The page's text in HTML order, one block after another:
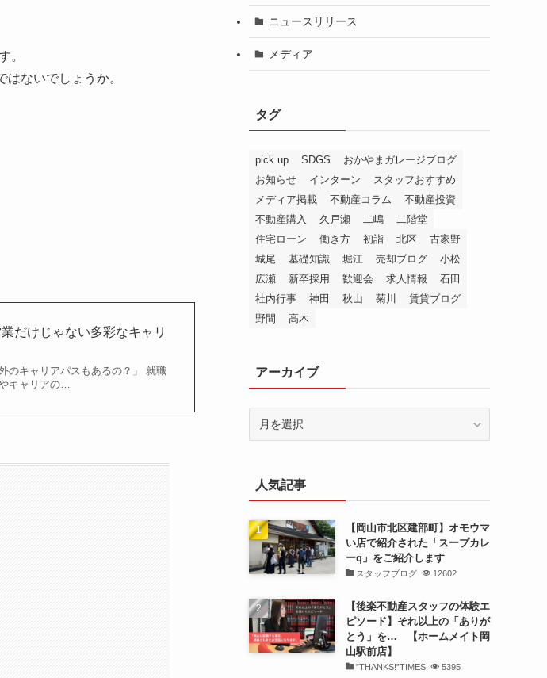
。
ないでしょうか。
だけじゃない多彩なキャリ
のキャリアパスもあるの？」 就職
キャリアの…
ニュースリリース
メディア
タグ
pick up SDGS
おかやまガレージブログ
お知らせ
インターン
スタッフおすすめ
メディア掲載
不動産コラム
不動産投資
不動産購入
久戸瀬 二嶋
二階堂
住宅ローン
働き方 初詣 北区
古家野
城尾
基礎知識 堀江 売却ブログ
小松
広瀬
新卒採用 歓迎会 求人情報
石田
社内行事
神田 秋山 菊川
賃貸ブログ
野間
高木
アーカイブ
ブ人気記事
【岡山市北区建部町】オモウマ
い店で紹介された「スープカレ
ーq」をご紹介します
スタッフブログ 12602
【後楽不動産スタッフの体験エ
ピソード】それ以上の「ありが
とう」を… 【ホームメイト岡
山駅前店】
”THANKS!”TIMES 5395